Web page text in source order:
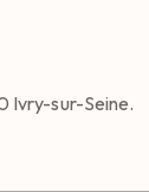
Ivry-sur-Seine.